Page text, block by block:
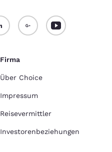
Firma
Über Choice
Impressum
Reisevermittler
Investorenbeziehungen